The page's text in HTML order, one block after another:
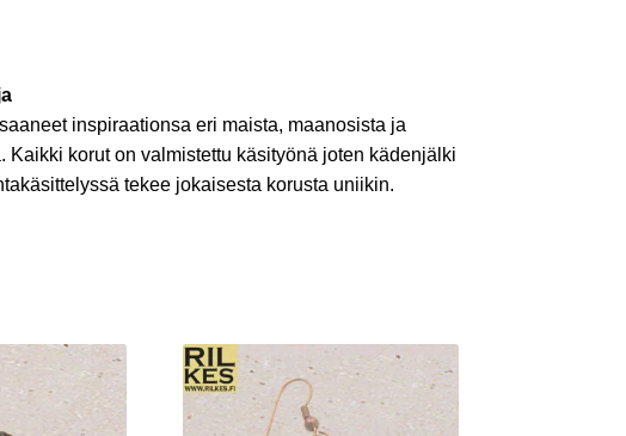
inspiraationsa eri maista, maanosista ja
Kaikki korut on valmistettu käsityönä joten kädenjälki
tekee jokaisesta korusta uniikin.